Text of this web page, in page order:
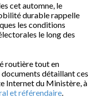
cet automne, le
durable rappelle
les conditions
le long des
routière tout en
détaillant ces
Internet du Ministère, à
et référendaire.